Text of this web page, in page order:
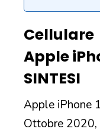
Cellulare
Apple
SINTESI
Apple iPhone
Ottobre 2020,